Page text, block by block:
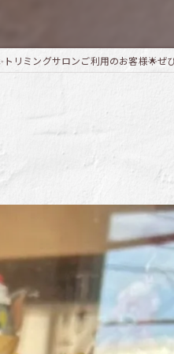
トリミングサロンご利用のお客様🌟ぜ